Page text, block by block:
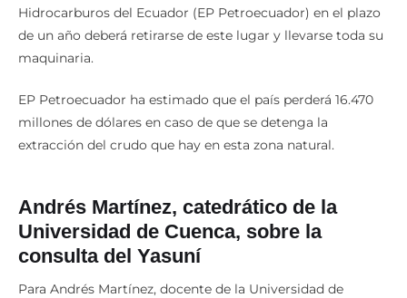
Hidrocarburos del Ecuador (EP Petroecuador) en el plazo
de un año deberá retirarse de este lugar y llevarse toda su
maquinaria.
EP Petroecuador ha estimado que el país perderá 16.470
millones de dólares en caso de que se detenga la
extracción del crudo que hay en esta zona natural.
Andrés Martínez, catedrático de la
Universidad de Cuenca, sobre la
consulta del Yasuní
Para Andrés Martínez, docente de la Universidad de